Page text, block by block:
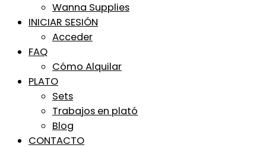
Wanna Supplies
INICIAR SESIÓN
Acceder
FAQ
Cómo Alquilar
PLATO
Sets
Trabajos en plató
Blog
CONTACTO